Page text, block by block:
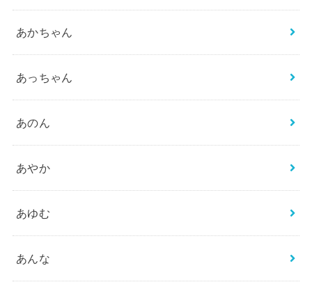
あかちゃん
あっちゃん
あのん
あやか
あゆむ
あんな